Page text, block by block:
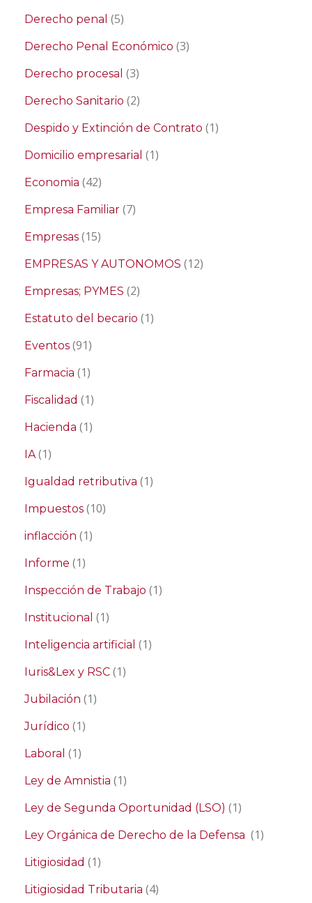
Derecho penal (5)
Derecho Penal Económico (3)
Derecho procesal (3)
Derecho Sanitario (2)
Despido y Extinción de Contrato (1)
Domicilio empresarial (1)
Economia (42)
Empresa Familiar (7)
Empresas (15)
EMPRESAS Y AUTONOMOS (12)
Empresas; PYMES (2)
Estatuto del becario (1)
Eventos (91)
Farmacia (1)
Fiscalidad (1)
Hacienda (1)
IA(1)
Igualdad retributiva (1)
Impuestos (10)
inflacción (1)
Informe (1)
Inspección de Trabajo (1)
Institucional (1)
Inteligencia artificial (1)
Iuris&Lex y RSC (1)
Jubilación (1)
Jurídico (1)
Laboral (1)
Ley de Amnistia (1)
Ley de Segunda Oportunidad (LSO) (1)
Ley Orgánica de Derecho de la Defensa (1)
Litigiosidad (1)
Litigiosidad Tributaria (4)